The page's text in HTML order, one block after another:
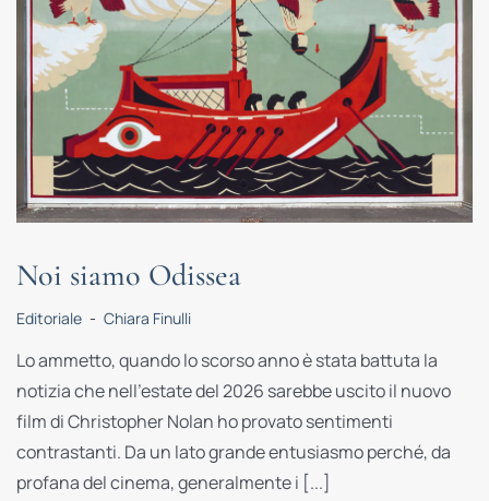
Noi siamo Odissea
Editoriale - Chiara Finulli
Lo ammetto, quando lo scorso anno è stata battuta la
notizia che nell’estate del 2026 sarebbe uscito il nuovo
film di Christopher Nolan ho provato sentimenti
contrastanti. Da un lato grande entusiasmo perché, da
profana del cinema, generalmente i [...]